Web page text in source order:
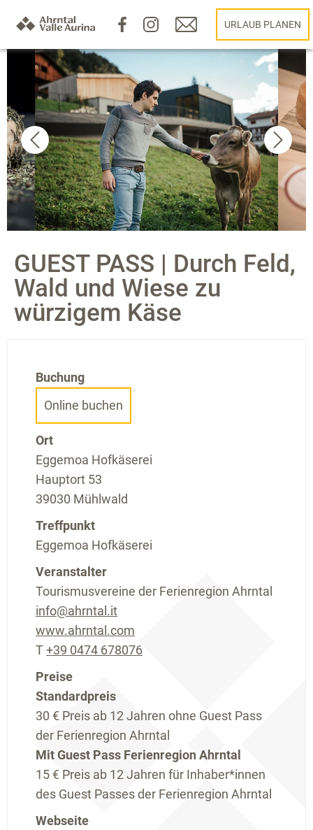
URLAUB PLANEN
GUEST PASS | Durch Feld,
Wald und Wiese zu
würzigem Käse
Buchung
Online buchen
Ort
Eggemoa Hofkäserei
Hauptort 53
39030 Mühlwald
Treffpunkt
Eggemoa Hofkäserei
Veranstalter
Tourismusvereine der Ferienregion Ahrntal
info@ahrntal.it
www.ahrntal.com
T+39 0474 678076
Preise
Standardpreis
30 € Preis ab 12 Jahren ohne Guest Pass
der Ferienregion Ahrntal
Mit Guest Pass Ferienregion Ahrntal
15 € Preis ab 12 Jahren für Inhaber*innen
des Guest Passes der Ferienregion Ahrntal
Webseite